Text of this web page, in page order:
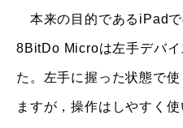
本来の目的であるiPadで
8BitDo Microは左手デバ
た。左手に握った状態で
ますが，操作はしやすく